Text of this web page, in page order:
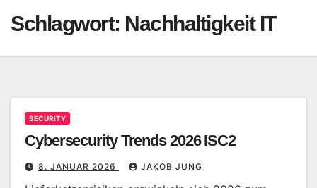
Schlagwort: Nachhaltigkeit IT
SECURITY
Cybersecurity Trends 2026 ISC2
8. JANUAR 2026 JAKOB JUNG